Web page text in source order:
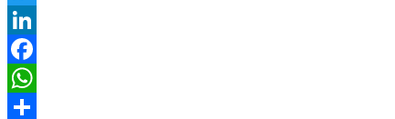
Twitter
LinkedIn
Facebook
WhatsApp